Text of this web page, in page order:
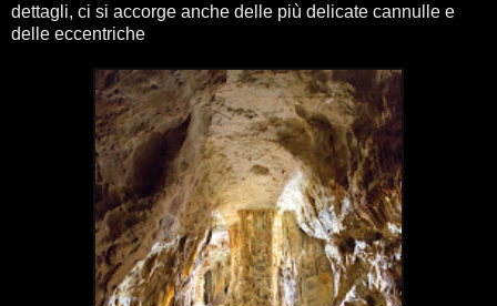
dettagli, ci si accorge anche delle più delicate cannulle e
delle eccentriche